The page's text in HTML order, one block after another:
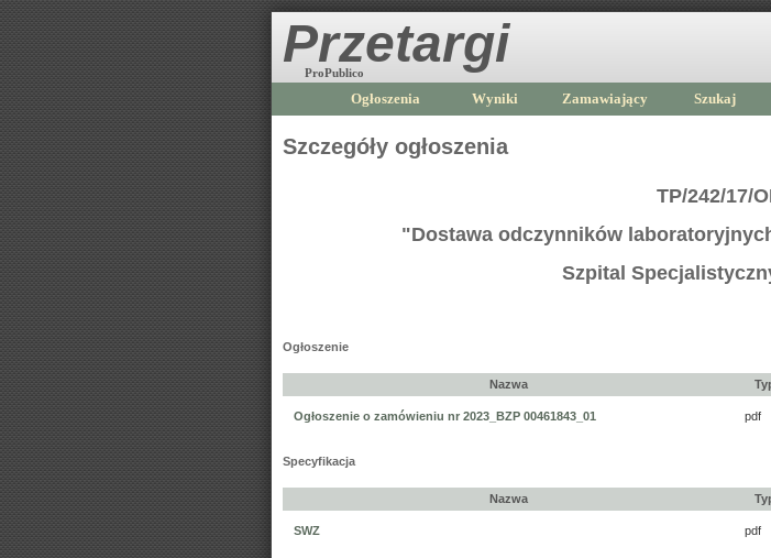
Przetargi
ProPublico
Ogłoszenia Wyniki Zamawiający Szukaj
Szczegóły ogłoszenia
TP/242/17/
"Dostawa odczynników
Szpital
Ogłoszenie
Nazwa
Ogłoszenie o zamówieniu nr 2023_BZP 00461843_01 pdf
Specyfikacja
Nazwa
SWZ pdf